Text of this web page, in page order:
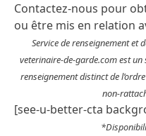
Contactez-nous pour
ou être mis en relation
Service de renseignement et
veterinaire-de-garde.com est
renseignement distinct de
non-
[see-u-better-cta